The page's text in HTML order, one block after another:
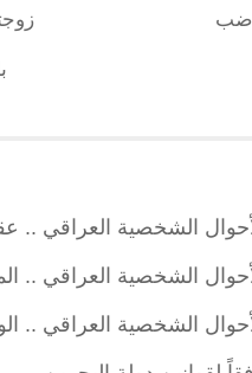
الشخصية العراقي ..
الشخصية العراقي ..
الشخصية العراقي ..